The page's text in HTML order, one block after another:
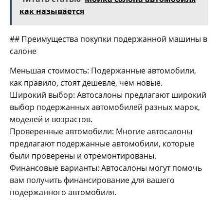
как называется
## Преимущества покупки подержанной машины в
салоне
Меньшая стоимость: Подержанные автомобили,
как правило, стоят дешевле, чем новые.
Широкий выбор: Автосалоны предлагают широкий
выбор подержанных автомобилей разных марок,
моделей и возрастов.
Проверенные автомобили: Многие автосалоны
предлагают подержанные автомобили, которые
были проверены и отремонтированы.
Финансовые варианты: Автосалоны могут помочь
вам получить финансирование для вашего
подержанного автомобиля.